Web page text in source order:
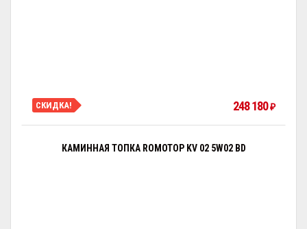
СКИДКА! 248 180₽
КАМИННАЯ ТОПКА ROMOTOP KV 02 5W02 BD